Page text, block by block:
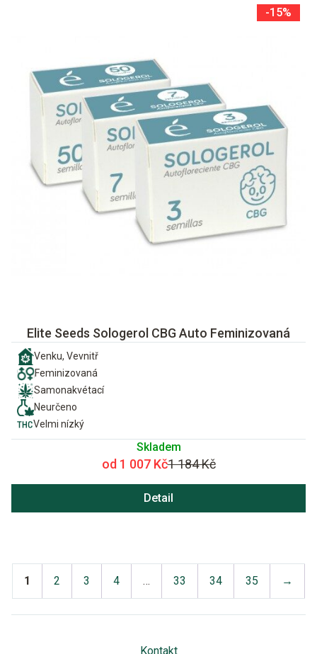
-15%
Elite Seeds Sologerol CBG Auto Feminizovaná
Venku, Vevnitř
Feminizovaná
Samonakvétací
Neurčeno
Velmi nízký
Skladem
od 1 007 Kč1 184 Kč
Detail
1 2 3 4 … 33 34 35 →
Kontakt